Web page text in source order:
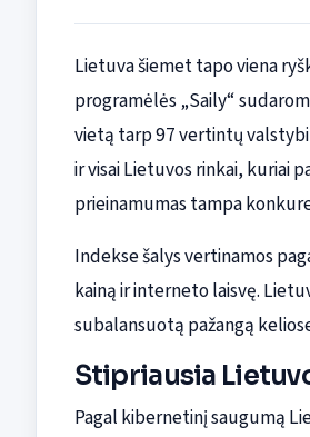
Lietuva šiemet tapo viena
programėlės „Saily“
vietą tarp 97 vertintų
ir visai Lietuvos rinkai, kuriai
prieinamumas tampa
Indekse šalys vertinamos
kainą ir interneto laisvę.
subalansuotą pažangą
Stipriausia
Pagal kibernetinį saugumą